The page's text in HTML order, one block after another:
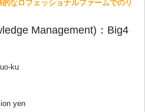
なロフェッショナルファームでのリ
Management)：Big4
ku
yen